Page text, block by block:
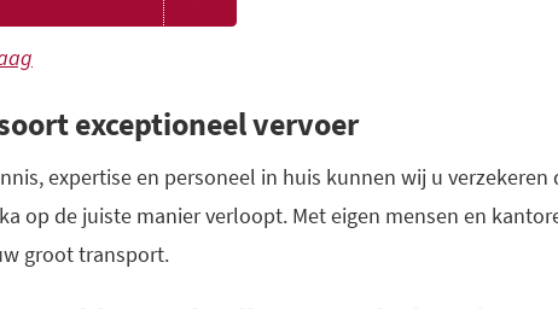
exceptioneel vervoer
expertise en personeel in huis kunnen wij u
op de juiste manier verloopt. Met eigen mensen en
groot transport.